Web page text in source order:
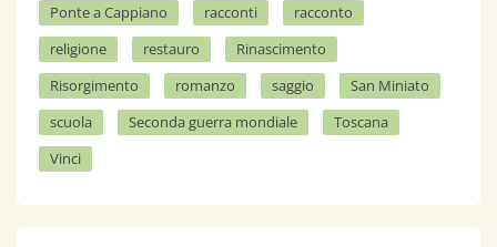
Ponte a Cappiano
racconti
racconto
religione
restauro
Rinascimento
Risorgimento
romanzo saggio
San Miniato
scuola
Seconda guerra mondiale
Toscana
Vinci